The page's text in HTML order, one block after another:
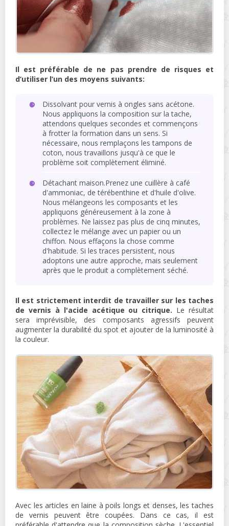
Il est préférable de ne pas prendre de risques et
d’utiliser l’un des moyens suivants:
Dissolvant pour vernis à ongles sans acétone.
Nous appliquons la composition sur la tache,
attendons quelques secondes et commençons
à frotter la formation dans un sens. Si
nécessaire, nous remplaçons les tampons de
coton, nous travaillons jusqu'à ce que le
problème soit complètement éliminé.
Détachant maison.Prenez une cuillère à café
d'ammoniac, de térébenthine et d'huile d'olive.
Nous mélangeons les composants et les
appliquons généreusement à la zone à
problèmes. Ne laissez pas plus de cinq minutes,
collectez le mélange avec un papier ou un
chiffon. Nous effaçons la chose comme
d'habitude. Si les traces persistent, nous
adoptons une autre approche, mais seulement
après que le produit a complètement séché.
Il est strictement interdit de travailler sur les taches
de vernis à l'acide acétique ou citrique. Le résultat
sera imprévisible, des composants agressifs peuvent
augmenter la durabilité du spot et ajouter de la luminosité à
la couleur.
Avec les articles en laine à poils longs et denses, les taches
de vernis peuvent être coupées. Dans ce cas, il est